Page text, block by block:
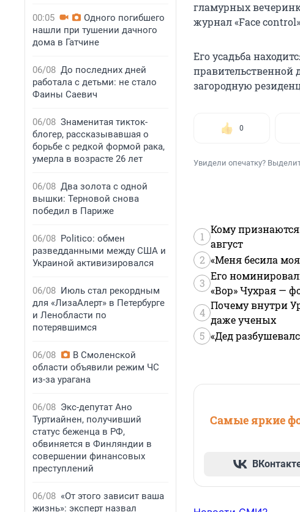
00:05
Одного погибшего
нашли при тушении дачного
дома в Гатчине
06/08 До последних дней
работала с детьми: не стало
Фаины Саевич
06/08 Знаменитая тикток-
блогер, рассказывавшая о
борьбе с редкой формой рака,
умерла в возрасте 26 лет
06/08 Два золота с одной
вышки: Терновой снова
победил в Париже
06/08 Politico: обмен
разведданными между США и
Украиной активизировался
06/08 Июль стал рекордным
для «ЛизаАлерт» в Петербурге
и Ленобласти по
потерявшимся
06/08
В Смоленской
области объявили режим ЧС
из-за урагана
06/08 Экс-депутат Ано
Туртиайнен, получивший
статус беженца в РФ,
обвиняется в Финляндии в
совершении финансовых
преступлений
06/08 «От этого зависит ваша
жизнь»: эксперт назвал
гламурных
журнал «Face
Его усадьба
правительственной
загородную
0
Увидели опечатку?
1
Кому
август
2 «Меня бесила
3
Его
«Вор» Чухрая —
4
Почему внутри
даже ученых
5 «Дед
Самые яркие